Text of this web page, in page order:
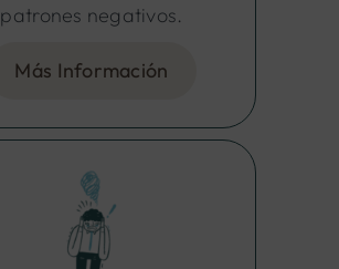
patrones negativos.
Más Información